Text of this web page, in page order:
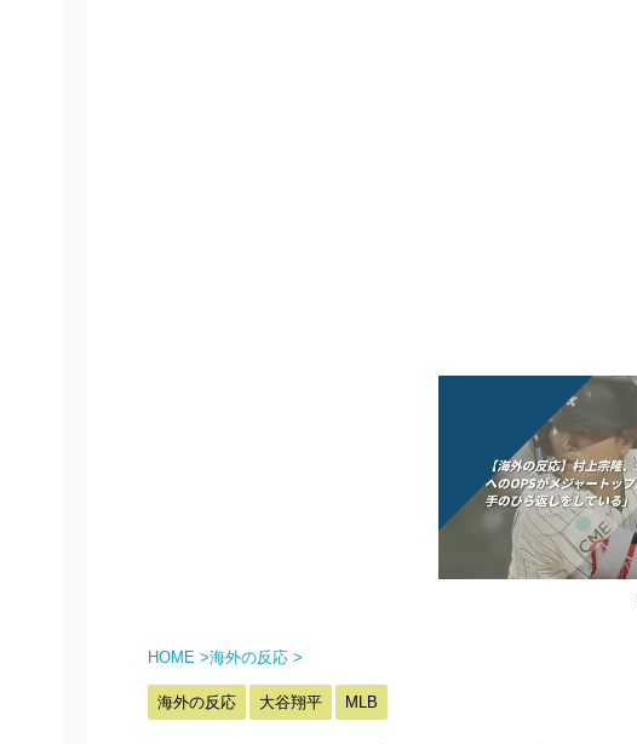
HOME >海外の反応 >
海外の反応 大谷翔平 MLB